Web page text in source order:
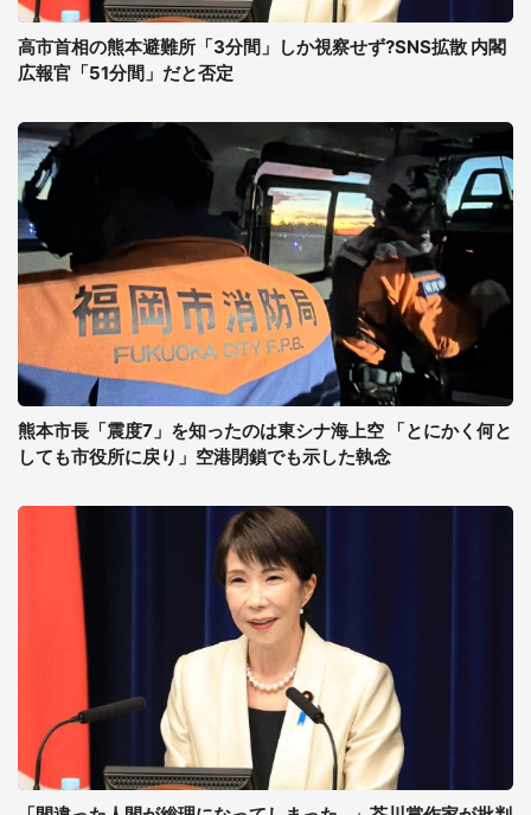
高市首相の熊本避難所「3分間」しか視察せず?SNS拡散 内閣
広報官「51分間」だと否定
熊本市長「震度7」を知ったのは東シナ海上空 「とにかく何と
しても市役所に戻り」空港閉鎖でも示した執念